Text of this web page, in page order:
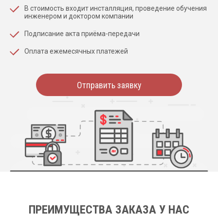
В стоимость входит инсталляция, проведение обучения
инженером и доктором компании
Подписание акта приёма-передачи
Оплата ежемесячных платежей
Отправить заявку
ПРЕИМУЩЕСТВА ЗАКАЗА У НАС